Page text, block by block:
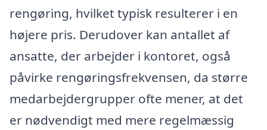
rengøring, hvilket typisk resulterer i en
højere pris. Derudover kan antallet af
ansatte, der arbejder i kontoret, også
påvirke rengøringsfrekvensen, da større
medarbejdergrupper ofte mener, at det
er nødvendigt med mere regelmæssig